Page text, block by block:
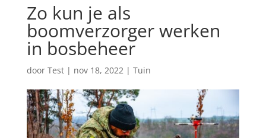
Zo kun je als
boomverzorger werken
in bosbeheer‍
door Test| nov 18, 2022| Tuin